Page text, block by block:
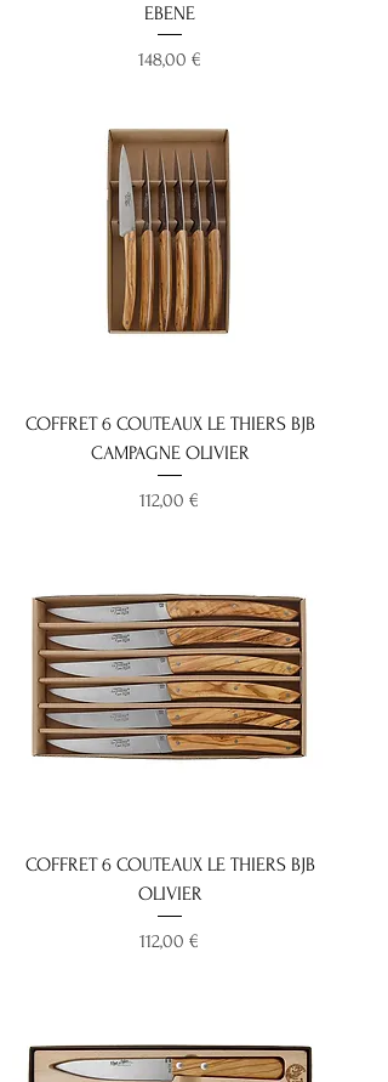
EBENE
Prix
148,00 €
COFFRET 6 COUTEAUX LE THIERS BJB
CAMPAGNE OLIVIER
Prix
112,00 €
COFFRET 6 COUTEAUX LE THIERS BJB
OLIVIER
Prix
112,00 €